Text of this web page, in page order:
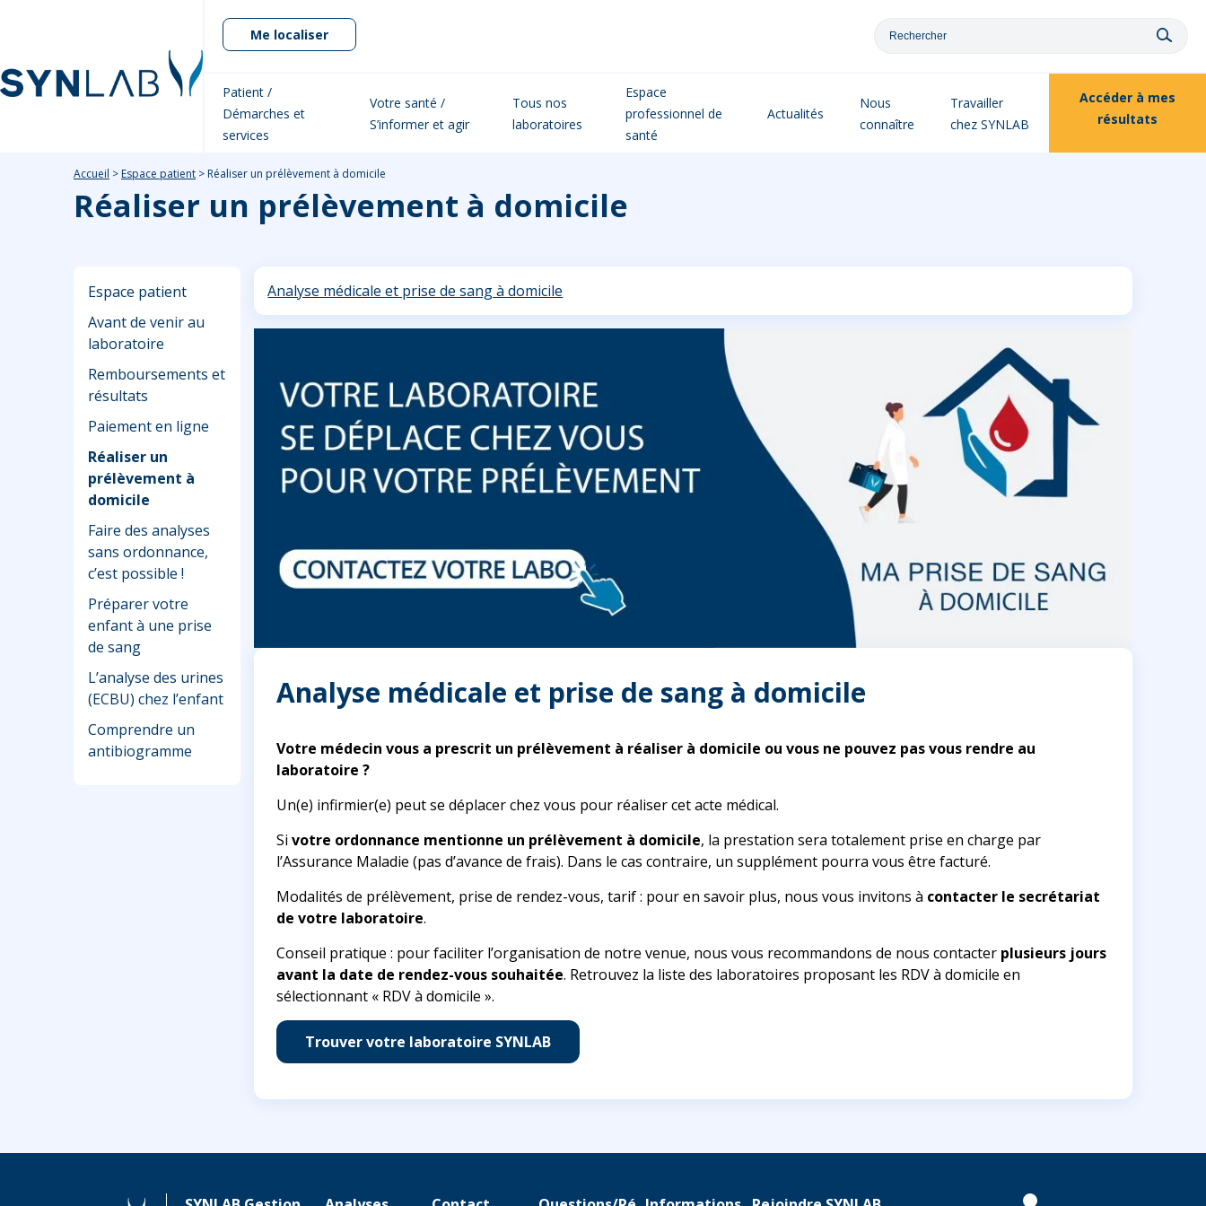
Me localiser
Patient /
Démarches et
services
Votre santé /
S’informer et agir
Tous nos
laboratoires
Espace
professionnel de
santé
Actualités
Nous
connaître
Travailler
chez SYNLAB
Accéder à mes
résultats
Accueil > Espace patient > Réaliser un prélèvement à domicile
Réaliser un prélèvement à domicile
Espace patient
Avant de venir au
laboratoire
Remboursements et
résultats
Paiement en ligne
Réaliser un
prélèvement à
domicile
Faire des analyses
sans ordonnance,
c’est possible !
Préparer votre
enfant à une prise
de sang
L’analyse des urines
(ECBU) chez l’enfant
Comprendre un
antibiogramme
Analyse médicale et prise de sang à domicile
Analyse médicale et prise de sang à domicile
Votre médecin vous a prescrit un prélèvement à réaliser à domicile ou vous ne pouvez pas vous rendre au
laboratoire ?
Un(e) infirmier(e) peut se déplacer chez vous pour réaliser cet acte médical.
Sivotre ordonnance mentionne un prélèvement à domicile, la prestation sera totalement prise en charge par
l’Assurance Maladie (pas d’avance de frais). Dans le cas contraire, un supplément pourra vous être facturé.
Modalités de prélèvement, prise de rendez-vous, tarif : pour en savoir plus, nous vous invitons à contacter le secrétariat
de votre laboratoire.
Conseil pratique : pour faciliter l’organisation de notre venue, nous vous recommandons de nous contacter plusieurs jours
avant la date de rendez-vous souhaitée. Retrouvez la liste des laboratoires proposant les RDV à domicile en
sélectionnant « RDV à domicile ».
Trouver votre laboratoire SYNLAB